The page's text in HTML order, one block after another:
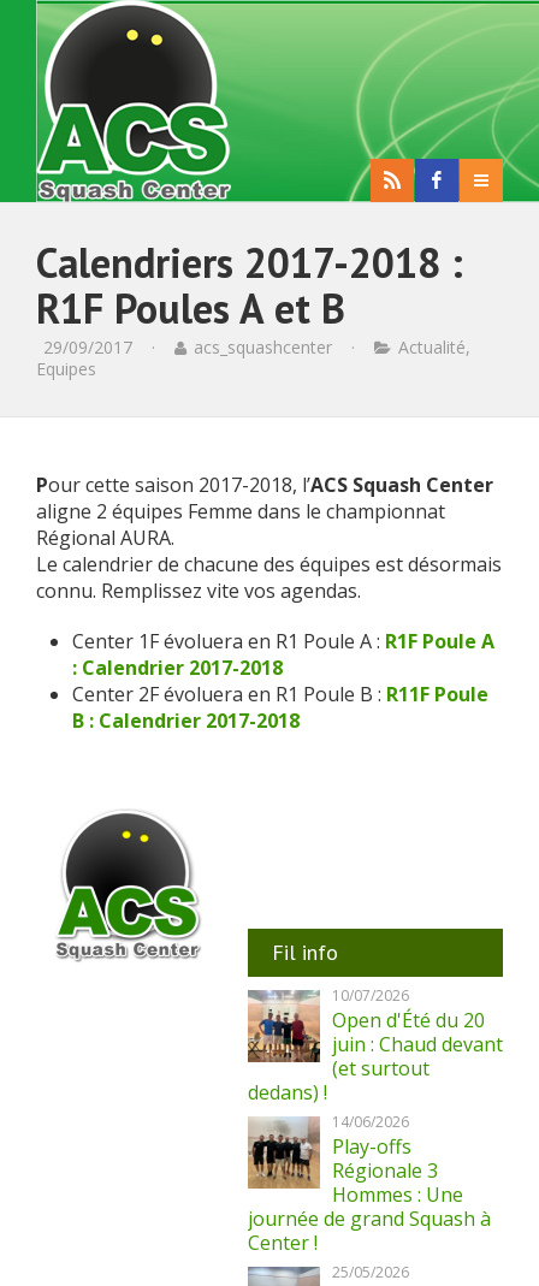
Calendriers 2017-2018 :
R1F Poules A et B
29/09/2017 · acs_squashcenter · Actualité,
Equipes
Pour cette saison 2017-2018, l’ACS Squash Center
aligne 2 équipes Femme dans le championnat
Régional AURA.
Le calendrier de chacune des équipes est désormais
connu. Remplissez vite vos agendas.
Center 1F évoluera en R1 Poule A : R1F Poule A
: Calendrier 2017-2018
Center 2F évoluera en R1 Poule B : R11F Poule
B : Calendrier 2017-2018
Fil info
10/07/2026
Open d'Été du 20
juin : Chaud devant
(et surtout
dedans) !
14/06/2026
Play-offs
Régionale 3
Hommes : Une
journée de grand Squash à
Center !
25/05/2026